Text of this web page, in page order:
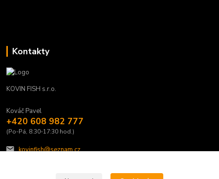
Kontakty
KOVIN FISH s.r.o.
Kováč Pavel
+420 608 982 777
(Po-Pá, 8:30-17:30 hod.)
kovinfish@seznam.cz